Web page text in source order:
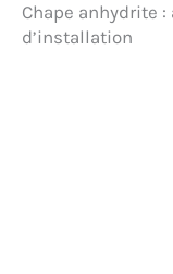
Chape anhydrite
d’installation